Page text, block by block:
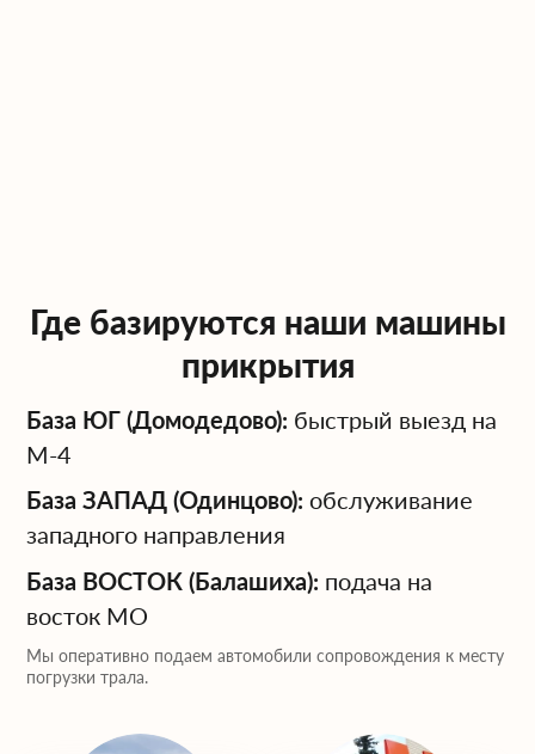
Где базируются наши машины
прикрытия
База ЮГ (Домодедово): быстрый выезд на
М-4
База ЗАПАД (Одинцово): обслуживание
западного направления
База ВОСТОК (Балашиха): подача на
восток МО
Мы оперативно подаем автомобили сопровождения к месту
погрузки трала.